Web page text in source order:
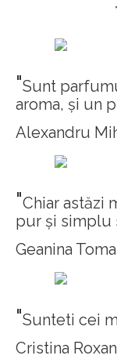
"Sunt
aroma, și un
Alexandru
"Chiar astăzi
pur și simplu
Geanina Toma
"Sunteti cei
Cristina